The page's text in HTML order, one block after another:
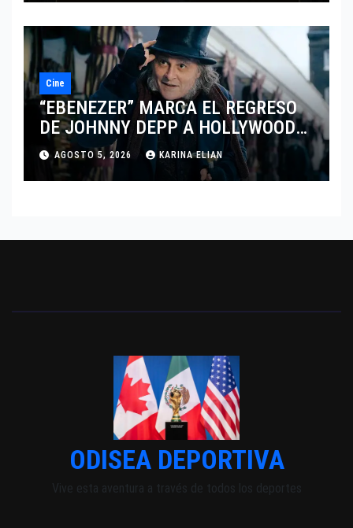
Cine
“EBENEZER” MARCA EL REGRESO
DE JOHNNY DEPP A HOLLYWOOD
TRAS SU PASO POR EL CINE
INDEPENDIENTE EUROPEO
AGOSTO 5, 2026 KARINA ELIAN
ODISEA DEPORTIVA
Vive esta aventura a través de todos los deportes